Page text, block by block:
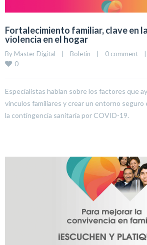
Fortalecimiento familiar, clave en
violencia en el hogar
By Master Digital | Boletín | 0 comment |
0
Especialistas hablan sobre los factores que
vínculos familiares y crear un entorno seguro
la contingencia sanitaria por COVID-19.